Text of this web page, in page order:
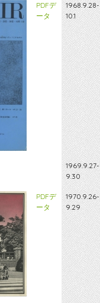
PDFデ
ータ
1968.9.28-
10.1
1969.9.27-
9.30
PDFデ
ータ
1970.9.26-
9.29